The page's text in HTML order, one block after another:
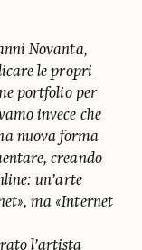
Novanta,
le propri
portfolio per
invece che
nuova forma
creando
un’arte
ma «Internet
l’artista